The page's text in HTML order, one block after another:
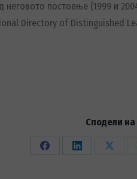
постоење (1999 и
Directory of Distinguished
Сподели на
Share
Share
Share